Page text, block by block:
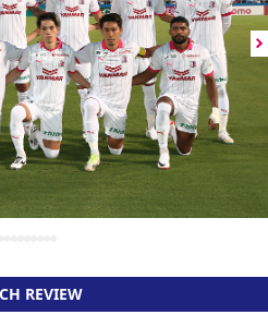
REVIEW